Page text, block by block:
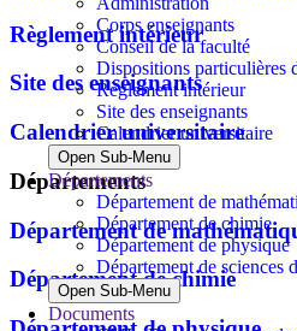
Corps enseignants
Conseil de la faculté
Dispositions particulières
Règlement intérieur
Site des enseignants
Calendrier universitaire
Open Sub-Menu
Départements
Département de
Département de chimie
Département de physique
Département de sciences
Open Sub-Menu
Documents
Règlement intérieur
Site des enseignants
Calendrier universitaire
Départements
Département de
Département de chimie